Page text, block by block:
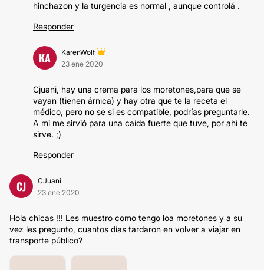
hinchazon y la turgencia es normal , aunque controlá .
Responder
KA
KarenWolf
23 ene 2020
Cjuani, hay una crema para los moretones,para que se
vayan (tienen árnica) y hay otra que te la receta el
médico, pero no se si es compatible, podrías preguntarle.
A mi me sirvió para una caída fuerte que tuve, por ahí te
sirve. ;)
Responder
CJ
CJuani
23 ene 2020
Hola chicas !!! Les muestro como tengo loa moretones y a su
vez les pregunto, cuantos días tardaron en volver a viajar en
transporte público?